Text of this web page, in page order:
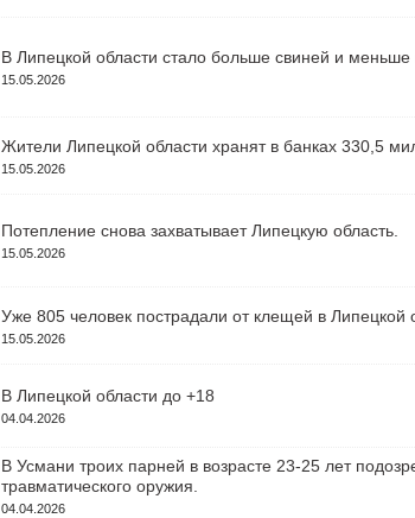
В Липецкой области стало больше свиней и меньше
15.05.2026
Жители Липецкой области хранят в банках 330,5
15.05.2026
Потепление снова захватывает Липецкую область.
15.05.2026
Уже 805 человек пострадали от клещей в Липецкой
15.05.2026
В Липецкой области до +18
04.04.2026
В Усмани троих парней в возрасте 23-25 лет
травматического оружия.
04.04.2026